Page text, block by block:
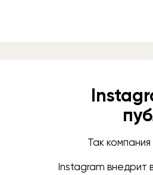
Так
Instagram внедрит